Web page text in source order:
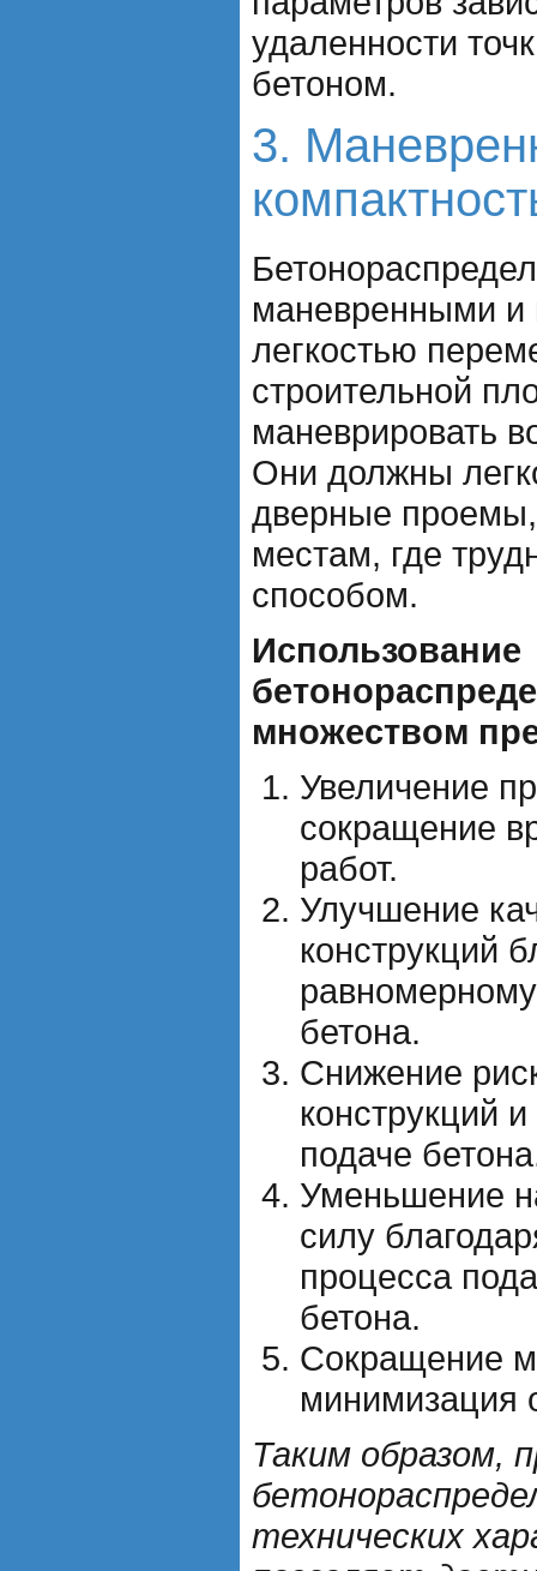
удаленности
бетоном.
3.
маневренными и
легкостью
строительной
маневрировать
Они должны
дверные проемы,
местам, где
способом.
Использование
множеством
Увеличение
сокращение
работ.
Улучшение
конструкций
бетона.
Снижение
конструкций
подаче
Уменьшение
силу
процесса
бетона.
Сокращение
минимизация
Таким образом,
технических